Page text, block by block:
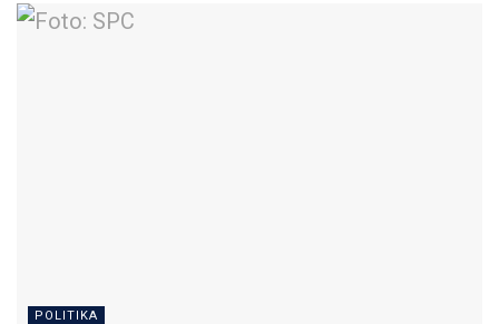
POLITIKA